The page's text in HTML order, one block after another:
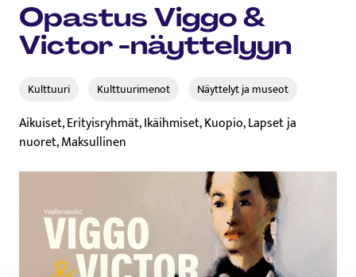
Opastus Viggo &
Victor -näyttelyyn
Kulttuuri Kulttuurimenot Näyttelyt ja museot
Aikuiset, Erityisryhmät, Ikäihmiset, Kuopio, Lapset ja
nuoret, Maksullinen